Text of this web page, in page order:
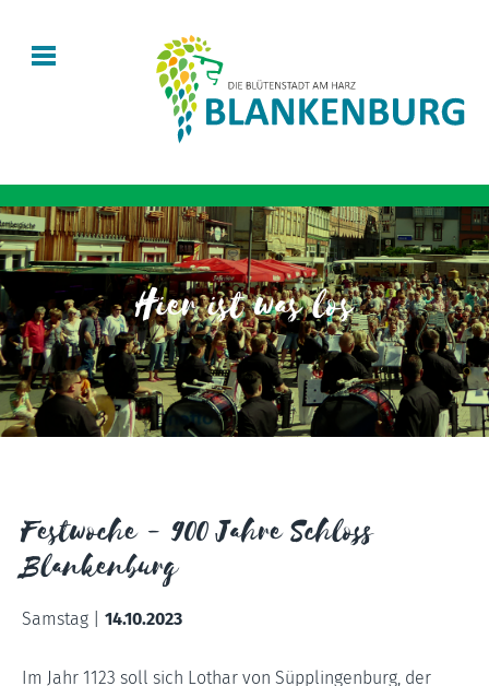
Hier ist was los
Festwoche - 900 Jahre Schloss
Blankenburg
Samstag | 14.10.2023
Im Jahr 1123 soll sich Lothar von Süpplingenburg, der